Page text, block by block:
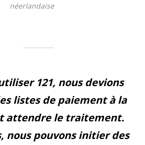
néerlandaise
121, nous devions
listes de paiement à la
attendre le traitement.
nous pouvons initier des